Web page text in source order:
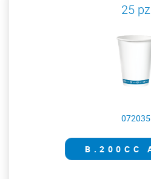
25 pz
072035
B.200CC